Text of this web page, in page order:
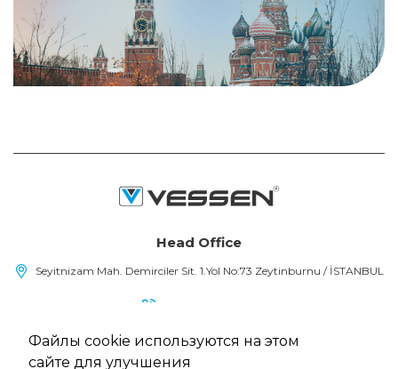
Файлы cookie используются на этом
сайте для улучшения
Head Office
Seyitnizam Mah. Demirciler Sit. 1.Yol No:73 Zeytinburnu / İSTANBUL
info@vessen.com